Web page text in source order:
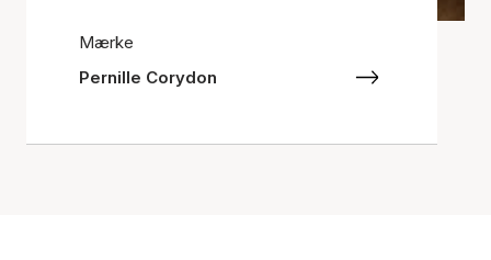
Mærke
Pernille Corydon